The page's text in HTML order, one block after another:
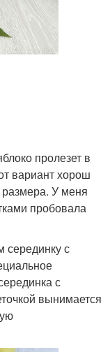
пролезет в
вариант хорош
У меня
пробовала
серединку с
с
вынимается